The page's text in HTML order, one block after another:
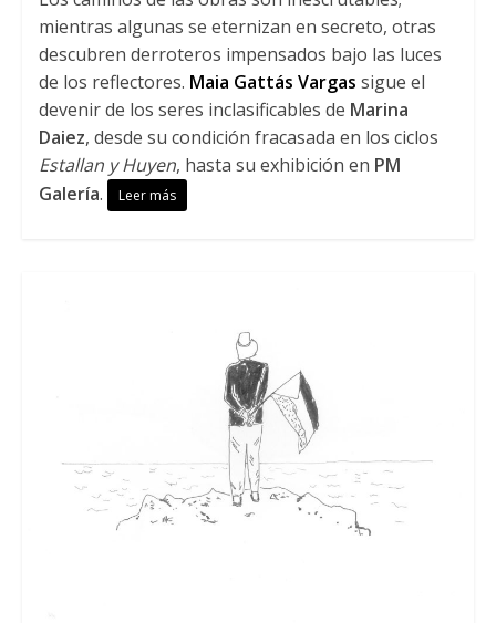
mientras algunas se eternizan en secreto, otras
descubren derroteros impensados bajo las luces
de los reflectores. Maia Gattás Vargas sigue el
devenir de los seres inclasificables de Marina
Daiez, desde su condición fracasada en los ciclos
Estallan y Huyen, hasta su exhibición en PM
Galería. Leer más